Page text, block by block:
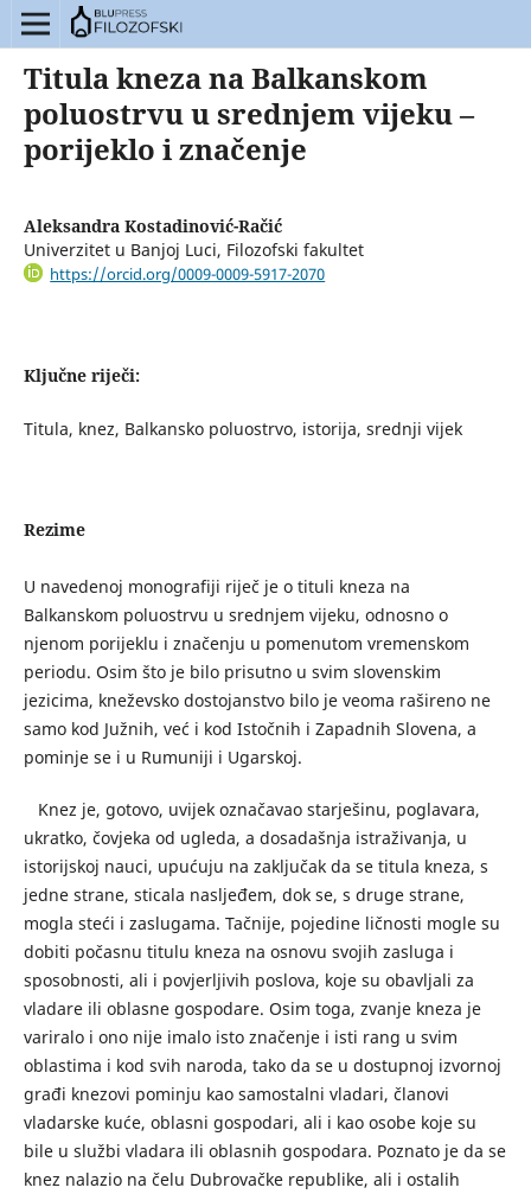
Titula kneza na Balkanskom
poluostrvu u srednjem vijeku –
porijeklo i značenje
Aleksandra Kostadinović-Račić
Univerzitet u Banjoj Luci, Filozofski fakultet
https://orcid.org/0009-0009-5917-2070
Ključne riječi:
Titula, knez, Balkansko poluostrvo, istorija, srednji vijek
Rezime
U navedenoj monografiji riječ je o tituli kneza na
Balkanskom poluostrvu u srednjem vijeku, odnosno o
njenom porijeklu i značenju u pomenutom vremenskom
periodu. Osim što je bilo prisutno u svim slovenskim
jezicima, kneževsko dostojanstvo bilo je veoma rašireno ne
samo kod Južnih, već i kod Istočnih i Zapadnih Slovena, a
pominje se i u Rumuniji i Ugarskoj.
Knez je, gotovo, uvijek označavao starješinu, poglavara,
ukratko, čovjeka od ugleda, a dosadašnja istraživanja, u
istorijskoj nauci, upućuju na zaključak da se titula kneza, s
jedne strane, sticala nasljeđem, dok se, s druge strane,
mogla steći i zaslugama. Tačnije, pojedine ličnosti mogle su
dobiti počasnu titulu kneza na osnovu svojih zasluga i
sposobnosti, ali i povjerljivih poslova, koje su obavljali za
vladare ili oblasne gospodare. Osim toga, zvanje kneza je
variralo i ono nije imalo isto značenje i isti rang u svim
oblastima i kod svih naroda, tako da se u dostupnoj izvornoj
građi knezovi pominju kao samostalni vladari, članovi
vladarske kuće, oblasni gospodari, ali i kao osobe koje su
bile u službi vladara ili oblasnih gospodara. Poznato je da se
knez nalazio na čelu Dubrovačke republike, ali i ostalih